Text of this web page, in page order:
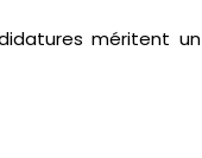
méritent un